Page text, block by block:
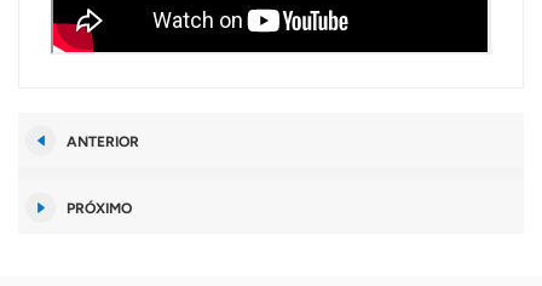
ANTERIOR
PRÓXIMO